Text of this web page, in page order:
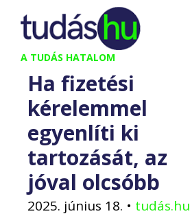
Kilépés
tartalomba
A TUDÁS HATALOM
Ha fizetési
kérelemmel
egyenlíti ki
tartozását, az
jóval olcsóbb
2025. június 18. • tudás.hu